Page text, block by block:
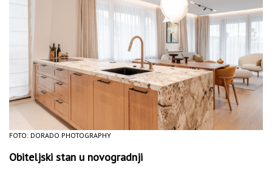
FOTO: DORADO PHOTOGRAPHY
Obiteljski stan u novogradnji